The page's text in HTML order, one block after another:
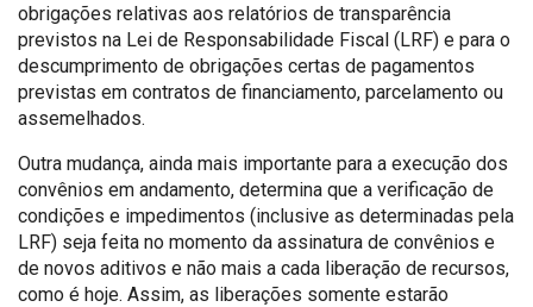
obrigações relativas aos relatórios de transparência
previstos na Lei de Responsabilidade Fiscal (LRF) e para o
descumprimento de obrigações certas de pagamentos
previstas em contratos de financiamento, parcelamento ou
assemelhados.
Outra mudança, ainda mais importante para a execução dos
convênios em andamento, determina que a verificação de
condições e impedimentos (inclusive as determinadas pela
LRF) seja feita no momento da assinatura de convênios e
de novos aditivos e não mais a cada liberação de recursos,
como é hoje. Assim, as liberações somente estarão